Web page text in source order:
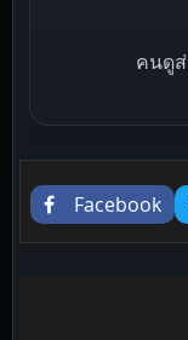
คนดู
Facebook